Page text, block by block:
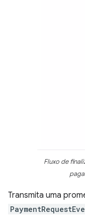
Fluxo de
Transmita uma